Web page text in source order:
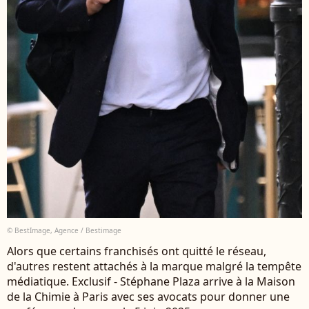
© BestImage, Agence / Bestimage
Alors que certains franchisés ont quitté le réseau,
d'autres restent attachés à la marque malgré la tempête
médiatique. Exclusif - Stéphane Plaza arrive à la Maison
de la Chimie à Paris avec ses avocats pour donner une